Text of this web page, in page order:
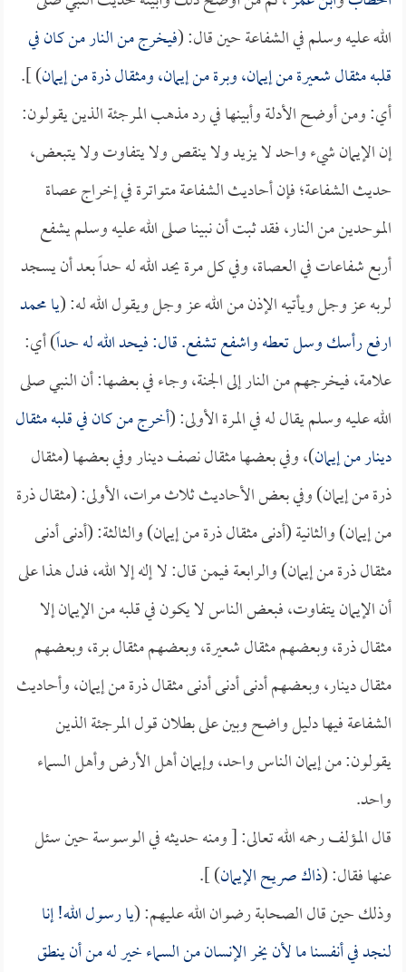
الله عليه وسلم في الشفاعة حين قال: (فيخرج من النار من كان في
قلبه مثقال شعيرة من إيمان، وبرة من إيمان، ومثقال ذرة من إيمان) ].
أي: ومن أوضح الأدلة وأبينها في رد مذهب المرجئة الذين يقولون:
إن الإيمان شيء واحد لا يزيد ولا ينقص ولا يتفاوت ولا يتبعض،
حديث الشفاعة؛ فإن أحاديث الشفاعة متواترة في إخراج عصاة
الموحدين من النار، فقد ثبت أن نبينا صلى الله عليه وسلم يشفع
أربع شفاعات في العصاة، وفي كل مرة يحد الله له حداً بعد أن يسجد
لربه عز وجل ويأتيه الإذن من الله عز وجل ويقول الله له: (يا محمد
ارفع رأسك وسل تعطه واشفع تشفع. قال: فيحد الله له حداً) أي:
علامة، فيخرجهم من النار إلى الجنة، وجاء في بعضها: أن النبي صلى
الله عليه وسلم يقال له في المرة الأولى: (أخرج من كان في قلبه مثقال
دينار من إيمان)، وفي بعضها مثقال نصف دينار وفي بعضها (مثقال
ذرة من إيمان) وفي بعض الأحاديث ثلاث مرات، الأولى: (مثقال ذرة
من إيمان) والثانية (أدنى مثقال ذرة من إيمان) والثالثة: (أدنى أدنى
مثقال ذرة من إيمان) والرابعة فيمن قال: لا إله إلا الله، فدل هذا على
أن الإيمان يتفاوت، فبعض الناس لا يكون في قلبه من الإيمان إلا
مثقال ذرة، وبعضهم مثقال شعيرة، وبعضهم مثقال برة، وبعضهم
مثقال دينار، وبعضهم أدنى أدنى أدنى مثقال ذرة من إيمان، وأحاديث
الشفاعة فيها دليل واضح وبين على بطلان قول المرجئة الذين
يقولون: من إيمان الناس واحد، وإيمان أهل الأرض وأهل السماء
واحد.
قال المؤلف رحمه الله تعالى: [ ومنه حديثه في الوسوسة حين سئل
عنها فقال: (ذاك صريح الإيمان) ].
وذلك حين قال الصحابة رضوان الله عليهم: (يا رسول الله! إنا
لنجد في أنفسنا ما لأن يخر الإنسان من السماء خير له من أن ينطق